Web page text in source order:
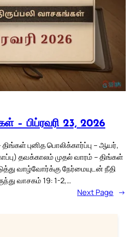
– பிப்ரவரி 23, 2026
புனித பொலிக்கார்ப்பு – ஆயர்,
தவக்காலம் முதல் வாரம் – திங்கள்
வாழ்வோர்க்கு நேர்மையுடன் நீதி
வாசகம் 19: 1-2,…
Next Page →